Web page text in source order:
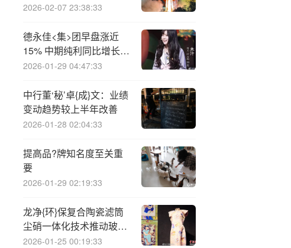
2026-02-07 23:38:33
德永佳<集>团早盘涨近
15% 中期纯利同比增长约
10.62%
2026-01-29 04:47:33
中行董‘秘’卓{成}文：业绩
变动趋势较上半年改善
2026-01-28 02:04:33
提高品?牌知名度至关重
要
2026-01-29 02:19:33
龙净{环}保复合陶瓷滤筒
尘硝一体化技术推动玻璃
行业实现超低排放
2026-01-25 00:19:33